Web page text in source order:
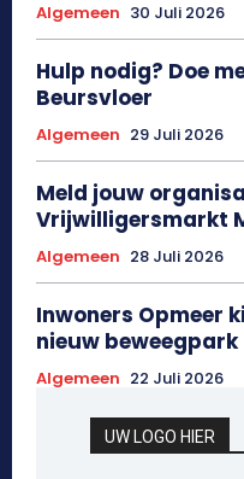
Algemeen 30 Juli 2026
Hulp nodig? Doe
Beursvloer
Algemeen 29 Juli 2026
Meld jouw
Vrijwilligersmarkt
Algemeen 28 Juli 2026
Inwoners Opmeer
nieuw
Algemeen 22 Juli 2026
UW LOGO HIER